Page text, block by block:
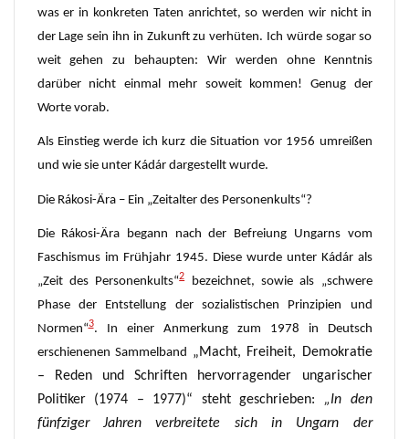
was er in konkreten Taten anrichtet, so werden wir nicht in
der Lage sein ihn in Zukunft zu verhüten. Ich würde sogar so
weit gehen zu behaupten: Wir werden ohne Kenntnis
darüber nicht einmal mehr soweit kommen! Genug der
Worte vorab.
Als Einstieg werde ich kurz die Situation vor 1956 umreißen
und wie sie unter Kádár dargestellt wurde.
Die Rákosi-Ära – Ein „Zeitalter des Personenkults“?
Die Rákosi-Ära begann nach der Befreiung Ungarns vom
Faschismus im Frühjahr 1945. Diese wurde unter Kádár als
„Zeit des Personenkults“2bezeichnet, sowie als „schwere
Phase der Entstellung der sozialistischen Prinzipien und
Normen“3. In einer Anmerkung zum 1978 in Deutsch
erschienenen Sammelband „Macht, Freiheit, Demokratie
– Reden und Schriften hervorragender ungarischer
Politiker (1974 – 1977)“ steht geschrieben: „In den
fünfziger Jahren verbreitete sich in Ungarn der